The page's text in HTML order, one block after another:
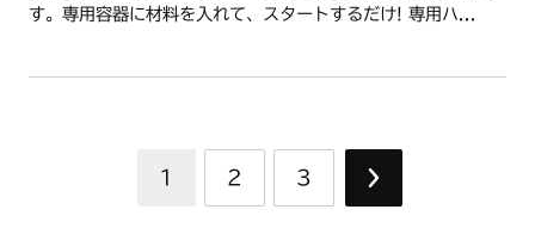
す。専用容器に材料を入れて、スタートするだけ! 専用ハ...
1 2 3